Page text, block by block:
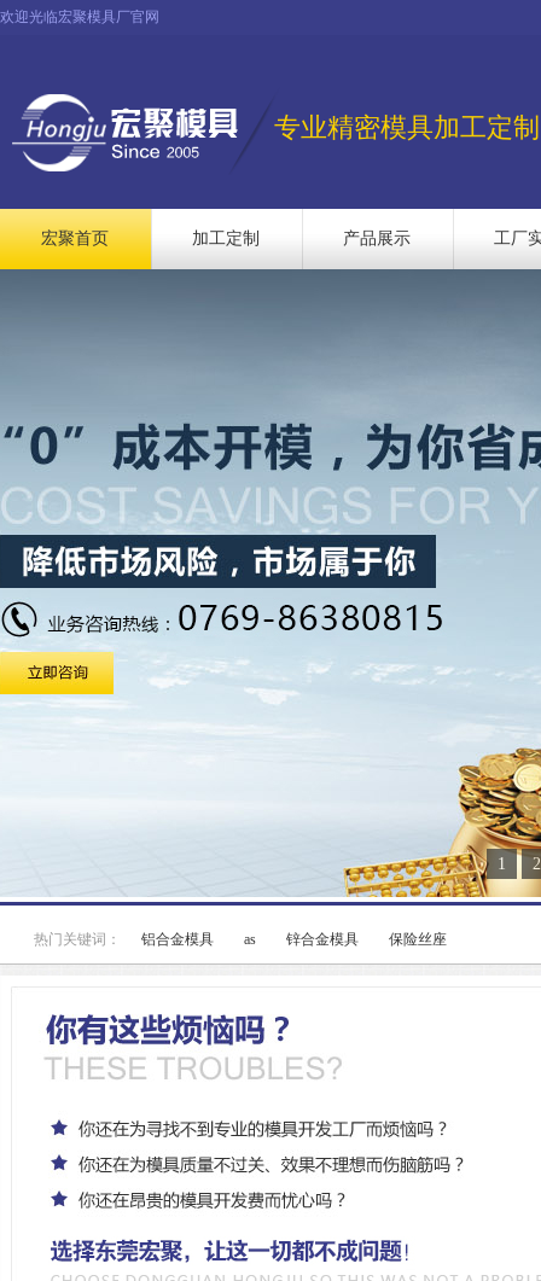
欢迎光临宏聚模具厂官网
专业精密模具加工定制
宏聚首页 加工定制 产品展示 工厂
1 2
热门关键词： 铝合金模具 as 锌合金模具 保险丝座